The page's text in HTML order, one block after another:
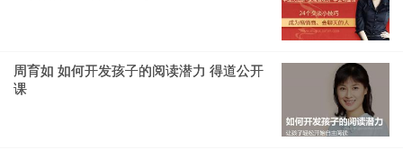
周育如 如何开发孩子的阅读潜力 得道公开
课